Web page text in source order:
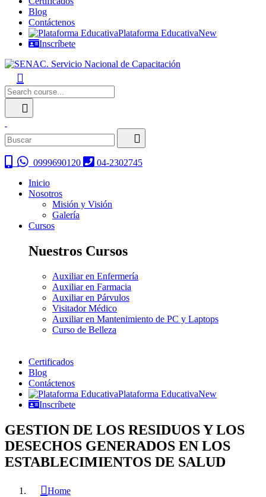
Blog
Contáctenos
Plataforma EducativaNew
Inscríbete
0999690120
04-2302745
Inicio
Nosotros
Misión y Visión
Galería
Cursos
Nuestros Cursos
Auxiliar en Enfermería
Auxiliar en Farmacia
Auxiliar en Párvulos
Visitador Médico
Auxiliar en Mantenimiento de PC y Laptops
Curso de Belleza
Certificados
Blog
Contáctenos
Plataforma EducativaNew
Inscríbete
GESTION DE LOS RESIDUOS Y LOS
DESECHOS GENERADOS EN LOS
ESTABLECIMIENTOS DE SALUD
Home